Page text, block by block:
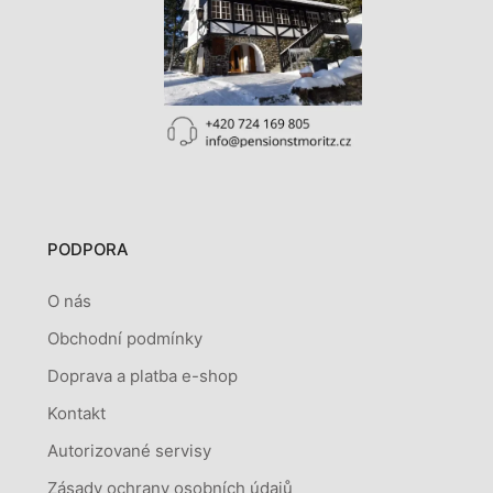
PODPORA
O nás
Obchodní podmínky
Doprava a platba e-shop
Kontakt
Autorizované servisy
Zásady ochrany osobních údajů